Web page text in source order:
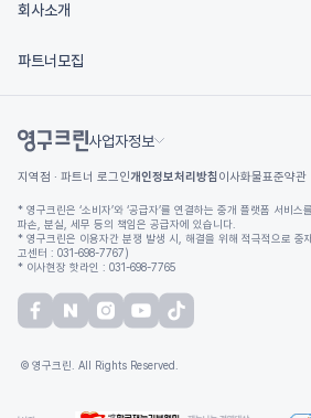
회사소개
파트너모집
사업자정보
지역점 · 파트너 로그인개인정보처리방침 이사화물표준약관
* 영구크린은 ‘소비자’와 ‘공급자’를 연결하는 중개 플랫폼 서비
파손, 분실, 세무 등의 책임은 공급자에 있습니다.
* 영구크린은 이용자간 분쟁 발생 시, 해결을 위해 적극적으로 중
고센터 : 031-698-7767)
* 이사현장 핫라인 : 031-698-7765
© 영구크린. All Rights Reserved.